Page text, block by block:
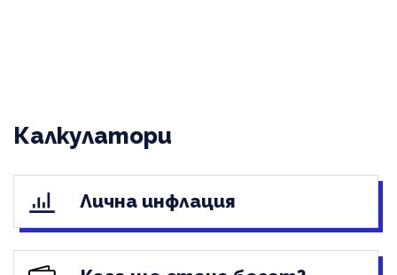
Калкулатори
Лична инфлация